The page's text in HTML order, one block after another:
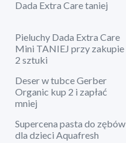
Dada Extra Care taniej
Pieluchy Dada Extra Care
Mini TANIEJ przy zakupie
2 sztuki
Deser w tubce Gerber
Organic kup 2 i zapłać
mniej
Supercena pasta do zębów
dla dzieci Aquafresh